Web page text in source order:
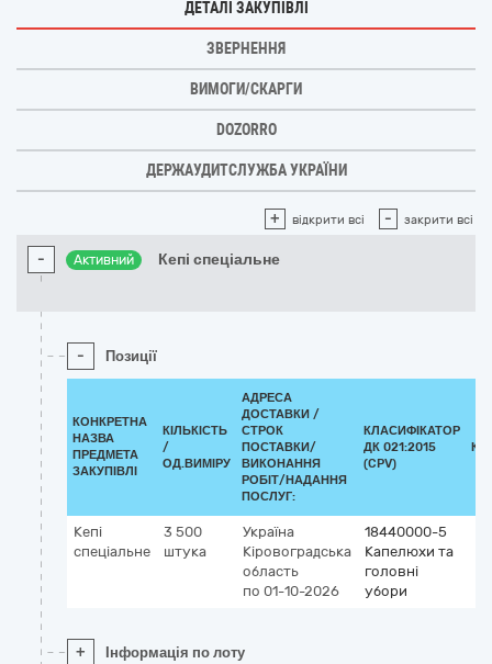
ДЕТАЛІ ЗАКУПІВЛІ
ЗВЕРНЕННЯ
ВИМОГИ/СКАРГИ
DOZORRO
ДЕРЖАУДИТСЛУЖБА УКРАЇНИ
+ відкрити всі - закрити всі
- Активний Кепі спеціальне
- Позиції
КОНКРЕТНА
НАЗВА
ПРЕДМЕТА
ЗАКУПІВЛІ
КІЛЬКІСТЬ
/
ОД.ВИМІРУ
АДРЕСА
ДОСТАВКИ /
СТРОК
ПОСТАВКИ/
ВИКОНАННЯ
РОБІТ/НАДАННЯ
ПОСЛУГ:
КЛАСИФІКАТОР
ДК 021:2015
(CPV)
Кепі
спеціальне
3 500
штука
Україна
Кіровоградська
область
по 01-10-2026
18440000-5
Капелюхи та
головні
убори
+ Інформація по лоту